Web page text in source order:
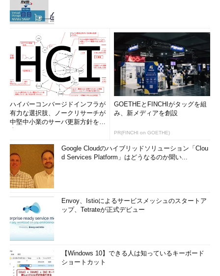
ハイパーコンバージドインフラが
有力な選択肢、ノークリサーチが
中堅中小業のサーバ更新方針を調
GOETHEとFINCHIがタッグを組
み、新メディアを創設
PR(FINCHI on GOETHE)
Google Cloudのハイブリッドソリューション「Clou
d Services Platform」はどうなるのか聞い...
Envoy、Istioによるサービスメッシュのスタートア
ップ、Tetrateが正式デビュー
【Windows 10】できる人は知っているキーボード
ショートカット